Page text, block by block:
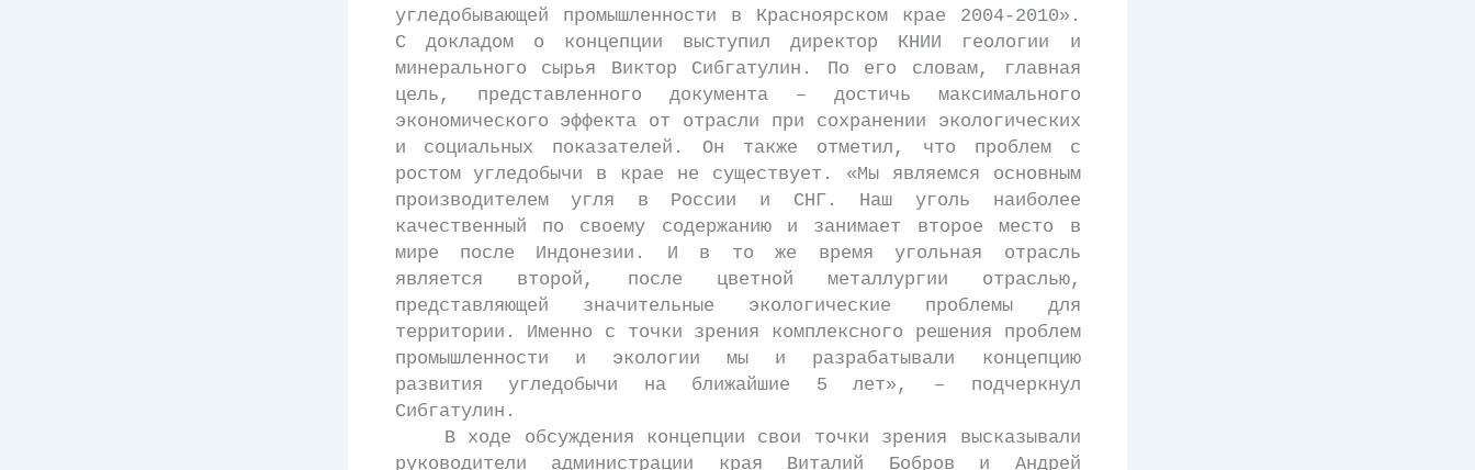
угледобывающей промышленности в Красноярском крае 2004-2010».
С докладом о концепции выступил директор КНИИ геологии и
минерального сырья Виктор Сибгатулин. По его словам, главная
цель, представленного документа – достичь максимального
экономического эффекта от отрасли при сохранении экологических
и социальных показателей. Он также отметил, что проблем с
ростом угледобычи в крае не существует. «Мы являемся основным
производителем угля в России и СНГ. Наш уголь наиболее
качественный по своему содержанию и занимает второе место в
мире после Индонезии. И в то же время угольная отрасль
является второй, после цветной металлургии отраслью,
представляющей значительные экологические проблемы для
территории. Именно с точки зрения комплексного решения проблем
промышленности и экологии мы и разрабатывали концепцию
развития угледобычи на ближайшие 5 лет», – подчеркнул
Сибгатулин.
В ходе обсуждения концепции свои точки зрения высказывали
руководители администрации края Виталий Бобров и Андрей